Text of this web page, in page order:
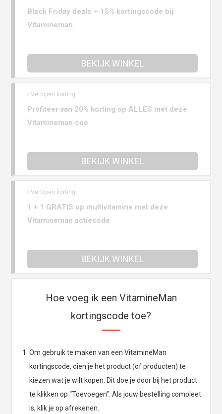
Black Friday deals – 15% kortingscode bij
Vitamineman
BEKIJK WINKEL
• Verlopen korting
Profiteer van 20% korting op ALLES met deze
Vitamineman coe
BEKIJK WINKEL
• Verlopen korting
1 + 1 GRATIS op multivitamine met deze
Vitamineman actiecode
BEKIJK WINKEL
Hoe voeg ik een VitamineMan
kortingscode toe?
Om gebruik te maken van een VitamineMan
kortingscode, dien je het product (of producten) te
kiezen wat je wilt kopen. Dit doe je door bij het product
te klikken op “Toevoegen”. Als jouw bestelling compleet
is, klik je op afrekenen.